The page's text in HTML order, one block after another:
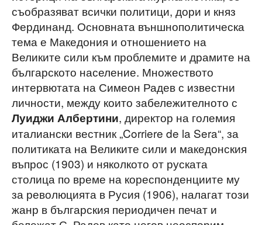
съобразяват всички политици, дори и княз
Фердинанд. Основната външнополитическа
тема е Македония и отношението на
Великите сили към проблемите и драмите на
българското население. Множеството
интервютата на Симеон Радев с известни
личности, между които забележителното с
Луиджи Албертини, директор на големия
италиански вестник „Corriere de la Sera“, за
политиката на Великите сили и македонския
въпрос (1903) и няколкото от руската
столица по време на кореспонденциите му
за революцията в Русия (1906), налагат този
жанр в българския периодичен печат и